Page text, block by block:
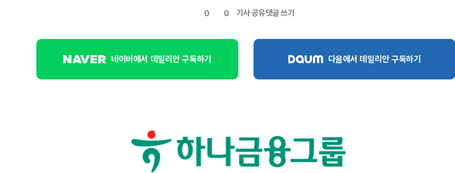
0 0 기사 공유댓글 쓰기
네이버에서 데일리안 구독하기 다음에서 데일리안 구독하기